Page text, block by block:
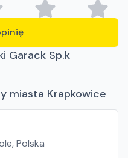
Garack Sp.k
miasta Krapkowice
Polska